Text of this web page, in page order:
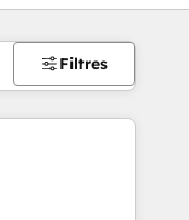
Filtres